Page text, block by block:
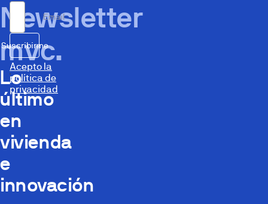
Newsletter
mvc.
Lo
último
en
vivienda
e
innovación
Email
Suscribirme
Acepto la
política de
privacidad